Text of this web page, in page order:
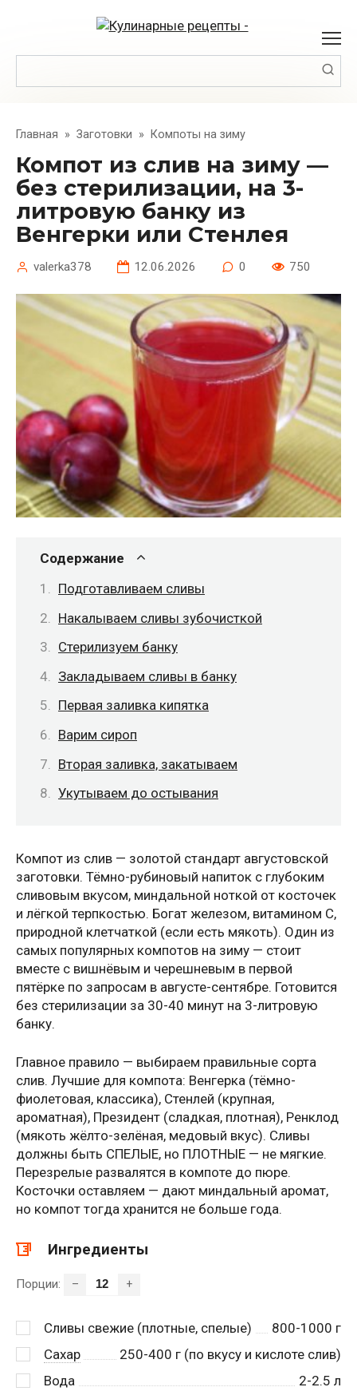
Главная » Заготовки » Компоты на зиму
Компот из слив на зиму —
без стерилизации, на 3-
литровую банку из
Венгерки или Стенлея
valerka378 12.06.2026 0 750
Содержание
Подготавливаем сливы
Накалываем сливы зубочисткой
Стерилизуем банку
Закладываем сливы в банку
Первая заливка кипятка
Варим сироп
Вторая заливка, закатываем
Укутываем до остывания
Компот из слив — золотой стандарт августовской
заготовки. Тёмно-рубиновый напиток с глубоким
сливовым вкусом, миндальной ноткой от косточек
и лёгкой терпкостью. Богат железом, витамином C,
природной клетчаткой (если есть мякоть). Один из
самых популярных компотов на зиму — стоит
вместе с вишнёвым и черешневым в первой
пятёрке по запросам в августе-сентябре. Готовится
без стерилизации за 30-40 минут на 3-литровую
банку.
Главное правило — выбираем правильные сорта
слив. Лучшие для компота: Венгерка (тёмно-
фиолетовая, классика), Стенлей (крупная,
ароматная), Президент (сладкая, плотная), Ренклод
(мякоть жёлто-зелёная, медовый вкус). Сливы
должны быть СПЕЛЫЕ, но ПЛОТНЫЕ — не мягкие.
Перезрелые развалятся в компоте до пюре.
Косточки оставляем — дают миндальный аромат,
но компот тогда хранится не больше года.
Ингредиенты
Порции: – +
Сливы свежие (плотные, спелые) 800-1000 г
Сахар
250-400 г (по вкусу и кислоте слив)
Вода
2-2.5 л